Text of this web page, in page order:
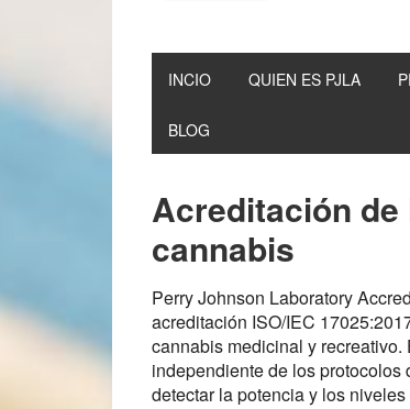
INCIO QUIEN ES PJLA
BLOG
Acreditación
cannabis
Perry Johnson Laboratory
acreditación ISO/IEC
cannabis medicinal y
independiente de los
detectar la potencia y los